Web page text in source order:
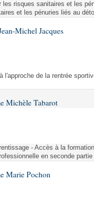
risques sanitaires et les
et les pénuries liés au
Michel Jacques
l'approche de la rentrée
Michèle Tabarot
- Accès à la
en seconde partie
Marie Pochon